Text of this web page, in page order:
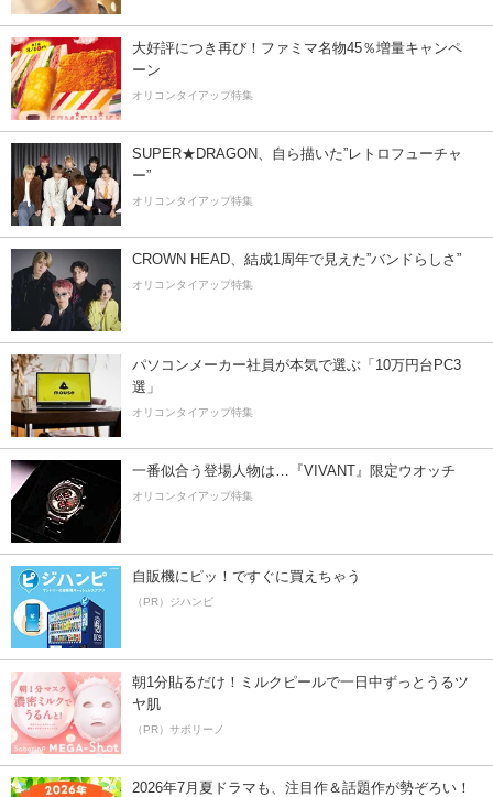
大好評につき再び！ファミマ名物45％増量キャンペ
ーン
オリコンタイアップ特集
SUPER★DRAGON、自ら描いた”レトロフューチャ
ー”
オリコンタイアップ特集
CROWN HEAD、結成1周年で見えた”バンドらしさ”
オリコンタイアップ特集
パソコンメーカー社員が本気で選ぶ「10万円台PC3
選」
オリコンタイアップ特集
一番似合う登場人物は…『VIVANT』限定ウオッチ
オリコンタイアップ特集
自販機にピッ！ですぐに買えちゃう
（PR）ジハンピ
朝1分貼るだけ！ミルクピールで一日中ずっとうるツ
ヤ肌
（PR）サボリーノ
2026年7月夏ドラマも、注目作＆話題作が勢ぞろい！